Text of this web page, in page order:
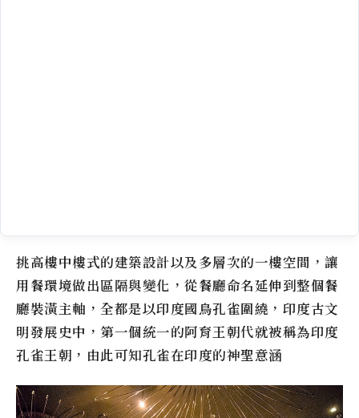
挑高樓中樓式的建築設計以及多層次的一樓空間，讓
用餐環境做出區隔與變化，從餐廳命名延伸到整個餐
廳裝潢主軸，全都是以印度國鳥孔雀圍繞，印度古文
明發展史中，第一個統一的阿育王朝代就被稱為印度
孔雀王朝，由此可知孔雀在印度的神聖意涵